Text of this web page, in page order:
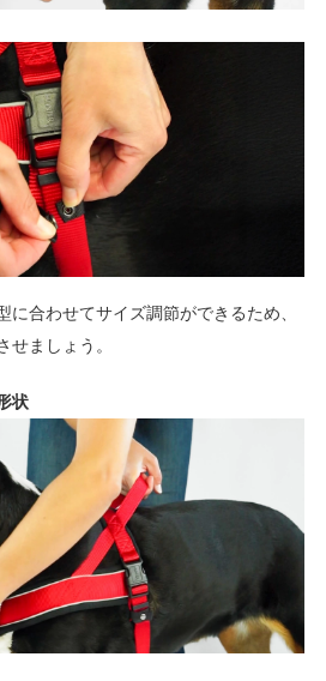
に合わせてサイズ調節ができるため、
せましょう。
状